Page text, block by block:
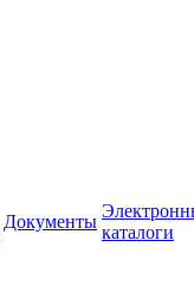
Документы
каталоги